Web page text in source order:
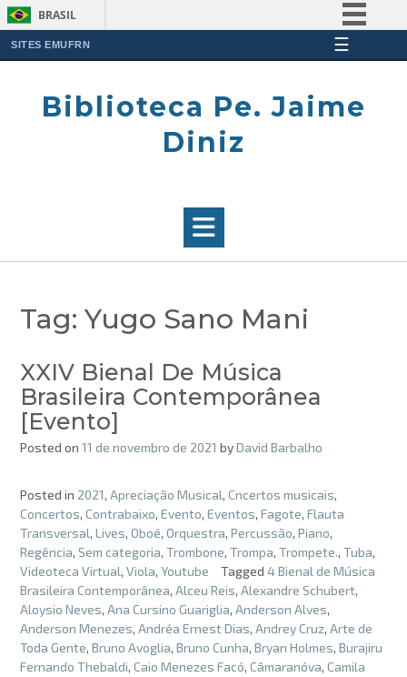
BRASIL
Participe
SITES EMUFRN ☰
Biblioteca Pe. Jaime
Diniz
Tag: Yugo Sano Mani
XXIV Bienal De Música
Brasileira Contemporânea
[Evento]
Posted on 11 de novembro de 2021 byDavid Barbalho
Posted in 2021, Apreciação Musical, Cncertos musicais,
Concertos, Contrabaixo, Evento, Eventos, Fagote, Flauta
Transversal, Lives, Oboé, Orquestra, Percussão, Piano,
Regência, Sem categoria, Trombone, Trompa, Trompete., Tuba,
Videoteca Virtual, Viola, Youtube Tagged 4 Bienal de Música
Brasileira Contemporânea, Alceu Reis, Alexandre Schubert,
Aloysio Neves, Ana Cursino Guariglia, Anderson Alves,
Anderson Menezes, Andréa Ernest Dias, Andrey Cruz, Arte de
Toda Gente, Bruno Avoglia, Bruno Cunha, Bryan Holmes, Burajiru
Fernando Thebaldi, Caio Menezes Facó, Câmaranóva, Camila